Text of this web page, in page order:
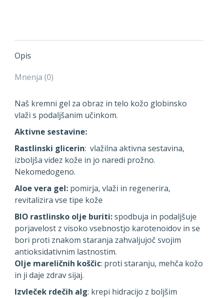
količina
Opis
Mnenja (0)
Naš kremni gel za obraz in telo kožo globinsko
vlaži s podaljšanim učinkom.
Aktivne sestavine:
Rastlinski glicerin: vlažilna aktivna sestavina,
izboljša videz kože in jo naredi prožno.
Nekomedogeno.
Aloe vera gel: pomirja, vlaži in regenerira,
revitalizira vse tipe kože
BIO rastlinsko olje buriti:spodbuja in podaljšuje
porjavelost z visoko vsebnostjo karotenoidov in se
bori proti znakom staranja zahvaljujoč svojim
antioksidativnim lastnostim.
Olje mareličnih koščic: proti staranju, mehča kožo
in ji daje zdrav sijaj.
Izvleček rdečih alg: krepi hidracijo z boljšim